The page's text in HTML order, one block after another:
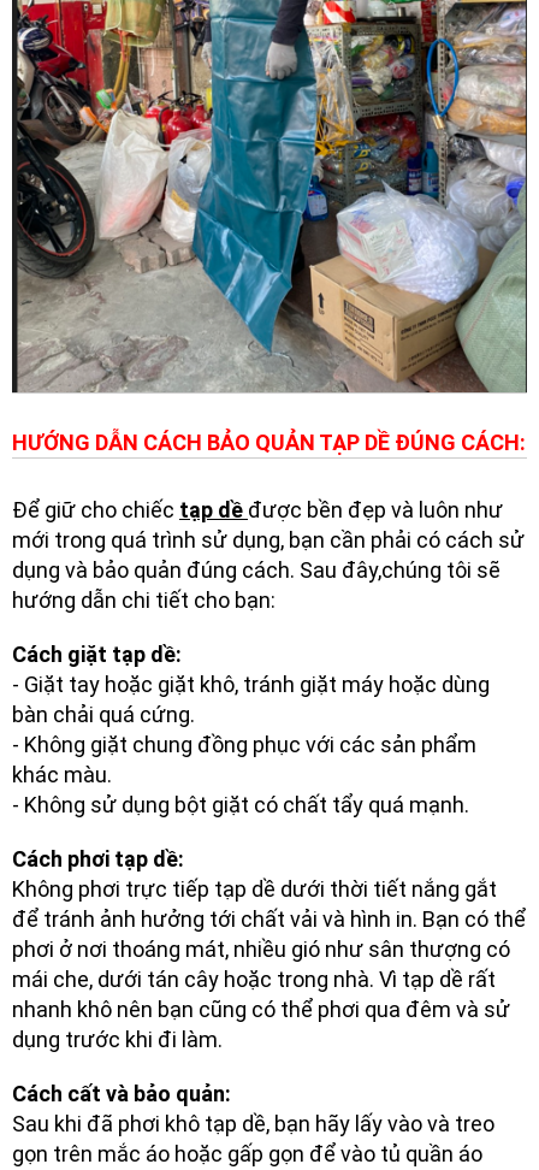
HƯỚNG DẪN CÁCH BẢO QUẢN TẠP DỀ ĐÚNG CÁCH:
Để giữ cho chiếc tạp dề được bền đẹp và luôn như
mới trong quá trình sử dụng, bạn cần phải có cách sử
dụng và bảo quản đúng cách. Sau đây,chúng tôi sẽ
hướng dẫn chi tiết cho bạn:
Cách giặt tạp dề:
- Giặt tay hoặc giặt khô, tránh giặt máy hoặc dùng
bàn chải quá cứng.
- Không giặt chung đồng phục với các sản phẩm
khác màu.
- Không sử dụng bột giặt có chất tẩy quá mạnh.
Cách phơi tạp dề:
Không phơi trực tiếp tạp dề dưới thời tiết nắng gắt
để tránh ảnh hưởng tới chất vải và hình in. Bạn có thể
phơi ở nơi thoáng mát, nhiều gió như sân thượng có
mái che, dưới tán cây hoặc trong nhà. Vì tạp dề rất
nhanh khô nên bạn cũng có thể phơi qua đêm và sử
dụng trước khi đi làm.
Cách cất và bảo quản:
Sau khi đã phơi khô tạp dề, bạn hãy lấy vào và treo
gọn trên mắc áo hoặc gấp gọn để vào tủ quần áo